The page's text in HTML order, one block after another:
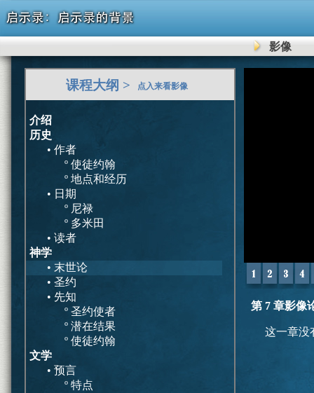
影像
第 7 章影像
这一章没
课程大纲 > 点入来看影像
介绍
历史
• 作者
º 使徒约翰
º 地点和经历
• 日期
º 尼禄
º 多米田
• 读者
神学
• 末世论
• 圣约
• 先知
º 圣约使者
º 潜在结果
º 使徒约翰
文学
• 预言
º 特点